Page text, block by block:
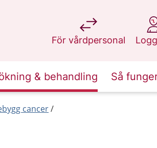
För vårdpersonal
på 1177.se
på
& behandling Så
cancer